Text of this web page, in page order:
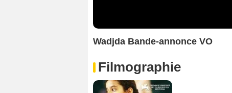
Wadjda Bande-annonce VO
Filmographie